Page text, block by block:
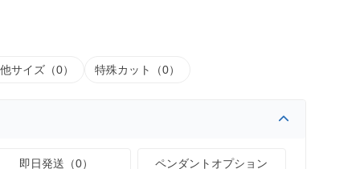
サイズ（0） 特殊カット（0）
即日発送（0） ペンダントオプション